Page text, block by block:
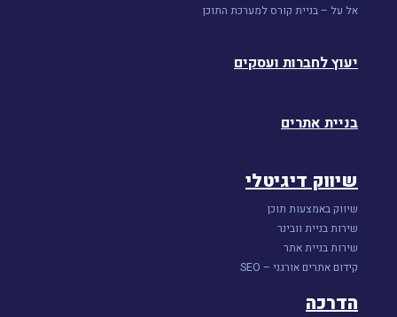
אל על – בניית קורס למערכת התוכן
יעוץ לחברות ועסקים
בניית אתרים
שיווק דיגיטלי
שיווק באמצעות תוכן
שירות בניית וובינר
שירות בניית אתר
קידום אתרים אורגני – SEO
הדרכה